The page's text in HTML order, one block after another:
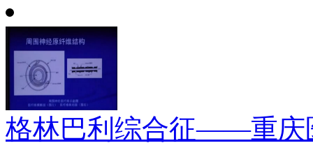
格林巴利综合征——重庆